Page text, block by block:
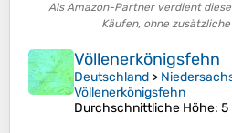
Als Amazon-Partner verdient
Käufen, ohne
Völlenerkönigsfehn
Deutschland >
Völlenerkönigsfehn
Durchschnittliche Höhe: 5